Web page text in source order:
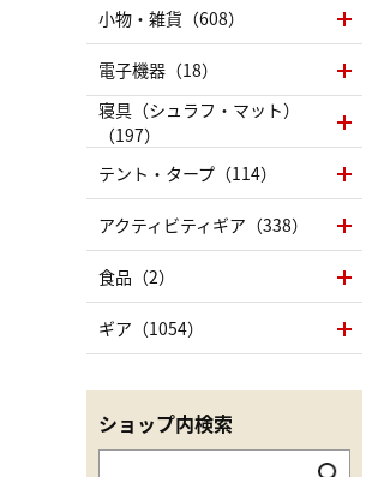
小物・雑貨（608）
電子機器（18）
寝具（シュラフ・マット）
（197）
テント・タープ（114）
アクティビティギア（338）
食品（2）
ギア（1054）
ショップ内検索